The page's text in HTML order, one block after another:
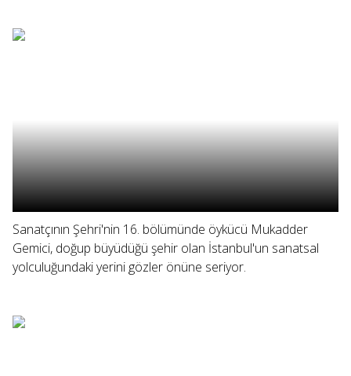
Sanatçının Şehri'nin 16. bölümünde öykücü Mukadder
Gemici, doğup büyüdüğü şehir olan İstanbul'un sanatsal
yolculuğundaki yerini gözler önüne seriyor.